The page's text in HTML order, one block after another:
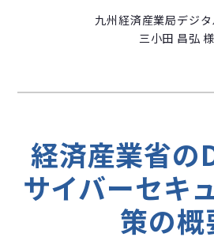
九州経済産業局デジ
三小田 昌弘 様
経済産業省の
サイバーセキ
策の概